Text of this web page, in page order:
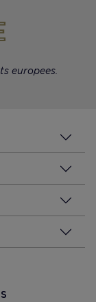
europees.